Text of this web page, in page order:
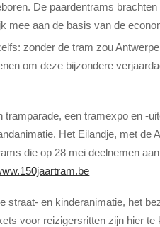
De paardentrams
mee aan de basis van de
zonder de tram zou
om deze bijzondere
een tramexpo en -
Het Eilandje, met de
die op 28 mei deelnemen
straat- en kinderanimatie, het
voor reizigersritten zijn hier te